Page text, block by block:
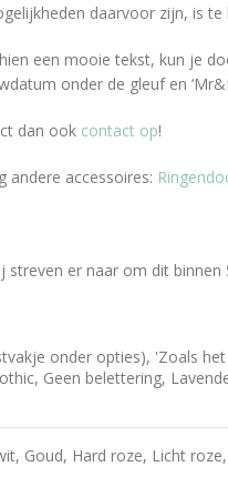
daarvoor zijn, is te
een mooie tekst, kun je
onder de gleuf en
dan ook contact op!
andere accessoires:
er naar om dit binnen
onder opties), 'Zoals
Geen belettering,
Goud, Hard roze, Licht